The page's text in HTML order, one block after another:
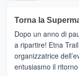
BROOKS
dell’Etna,
presentata
l’edizione
2026
Torna la
Dopo un anno di
a ripartire! Etna
organizzatrice
entusiasmo il